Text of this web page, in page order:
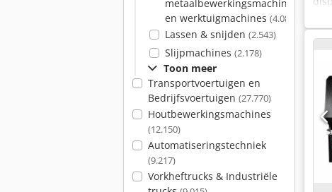
metaalbewerkingsmachines
en werktuigmachines (4.081)
Lassen & snijden (2.543)
Slijpmachines (2.178)
Toon meer
Transportvoertuigen en
Bedrijfsvoertuigen (27.770)
Houtbewerkingsmachines
(12.150)
Automatiseringstechniek
(9.217)
Vorkheftrucks & Industriële